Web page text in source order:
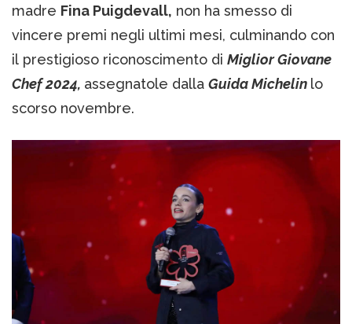
madre Fina Puigdevall, non ha smesso di
vincere premi negli ultimi mesi, culminando con
il prestigioso riconoscimento di Miglior Giovane
Chef 2024, assegnatole dalla Guida Michelin lo
scorso novembre.